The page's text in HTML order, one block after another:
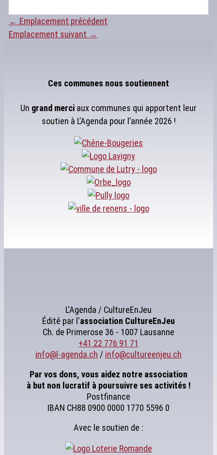
← Emplacement précédent
Emplacement suivant →
Ces communes nous soutiennent
Un grand merci aux communes qui apportent leur
soutien à L’Agenda pour l’année 2026 !
L'Agenda / CultureEnJeu
Édité par l'association CultureEnJeu
Ch. de Primerose 36 - 1007 Lausanne
+41 22 776 91 71
info@l-agenda.ch / info@cultureenjeu.ch
Par vos dons, vous aidez notre association
à but non lucratif à poursuivre ses activités !
Postfinance
IBAN CH88 0900 0000 1770 5596 0
Avec le soutien de :